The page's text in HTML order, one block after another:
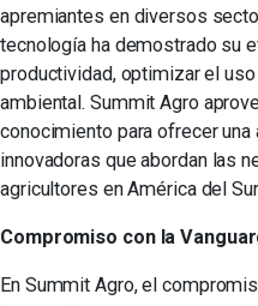
apremiantes en diversos
tecnología ha demostrado su
productividad, optimizar el
ambiental. Summit Agro
conocimiento para ofrecer
innovadoras que abordan las
agricultores en América del
Compromiso con la
En Summit Agro, el